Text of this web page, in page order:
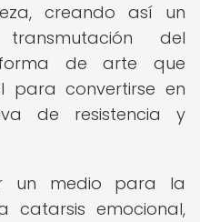
creando así un
del
de arte que
para convertirse en
de resistencia y
un medio para la
catarsis emocional,